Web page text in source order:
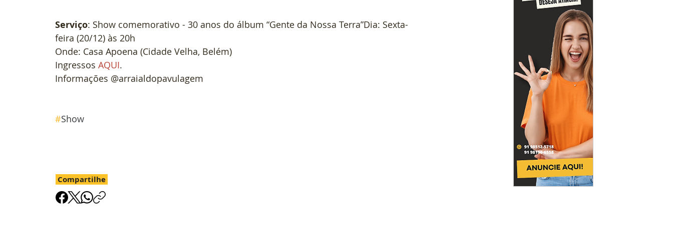
Serviço: Show comemorativo - 30 anos do álbum “Gente da Nossa Terra”Dia: Sexta-
feira (20/12) às 20h
Onde: Casa Apoena (Cidade Velha, Belém)
Ingressos AQUI.
Informações @arraialdopavulagem
#Show
Compartilhe